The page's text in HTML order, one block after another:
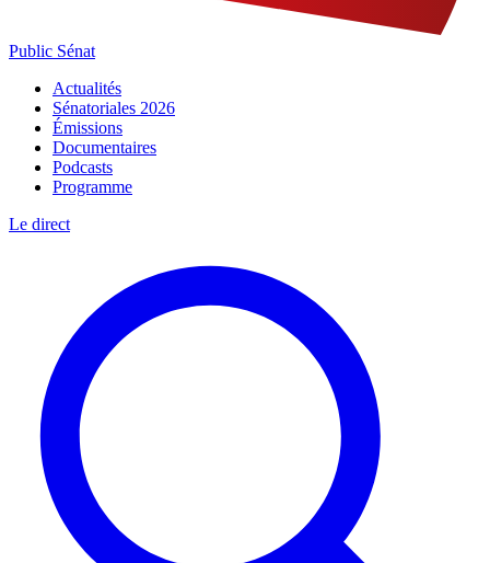
Public Sénat
Actualités
Sénatoriales 2026
Émissions
Documentaires
Podcasts
Programme
Le direct